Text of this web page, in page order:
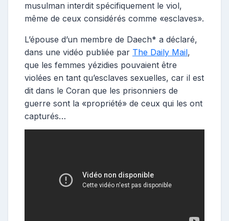
c
e
musulman interdit spécifiquement le viol,
même de ceux considérés comme «esclaves».
L’épouse d’un membre de Daech* a déclaré,
dans une vidéo publiée par The Daily Mail,
que les femmes yézidies pouvaient être
violées en tant qu’esclaves sexuelles, car il est
dit dans le Coran que les prisonniers de
guerre sont la «propriété» de ceux qui les ont
capturés…